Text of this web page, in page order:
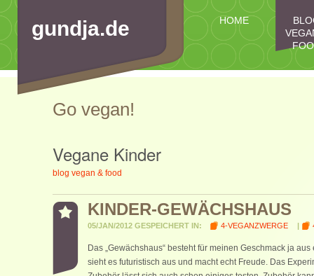
HOME
gundja.de
Go vegan!
Vegane Kinder
blog vegan & food
KINDER-GEWÄCHSHAUS
05/JAN/2012 GESPEICHERT IN: 4-VEGANZWERGE |
Das „Gewächshaus“ besteht für meinen Geschmack ja
sieht es futuristisch aus und macht echt Freude. Das